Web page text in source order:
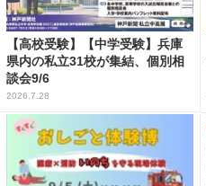
【高校受験】【中学受験】兵庫
県内の私立31校が集結、個別相
談会9/6
2026.7.28